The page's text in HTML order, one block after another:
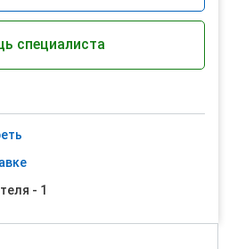
специалиста
- 1